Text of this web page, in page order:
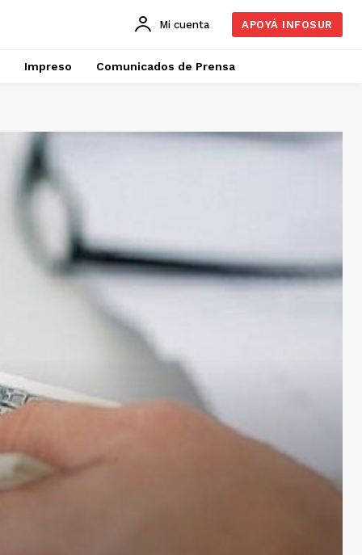
Mi cuenta APOYÁ INFOSUR
Impreso Comunicados de Prensa